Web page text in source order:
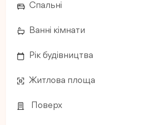
Спальні
Ванні кімнати
Рік будівництва
Житлова площа
Поверх